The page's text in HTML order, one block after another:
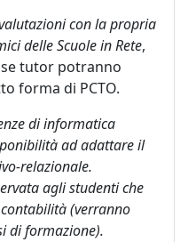
con la propria
delle Scuole in Rete,
tutor potranno
forma di PCTO.
di informatica
ad adattare il
relazionale.
agli studenti che
(verranno
di formazione).